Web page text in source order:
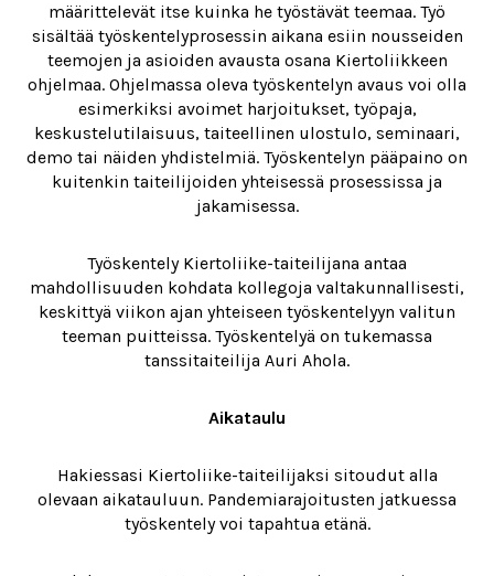
määrittelevät itse kuinka he työstävät teemaa. Työ
sisältää työskentelyprosessin aikana esiin nousseiden
teemojen ja asioiden avausta osana Kiertoliikkeen
ohjelmaa. Ohjelmassa oleva työskentelyn avaus voi olla
esimerkiksi avoimet harjoitukset, työpaja,
keskustelutilaisuus, taiteellinen ulostulo, seminaari,
demo tai näiden yhdistelmiä. Työskentelyn pääpaino on
kuitenkin taiteilijoiden yhteisessä prosessissa ja
jakamisessa.
Työskentely Kiertoliike-taiteilijana antaa
mahdollisuuden kohdata kollegoja valtakunnallisesti,
keskittyä viikon ajan yhteiseen työskentelyyn valitun
teeman puitteissa. Työskentelyä on tukemassa
tanssitaiteilija Auri Ahola.
Aikataulu
Hakiessasi Kiertoliike-taiteilijaksi sitoudut alla
olevaan aikatauluun. Pandemiarajoitusten jatkuessa
työskentely voi tapahtua etänä.